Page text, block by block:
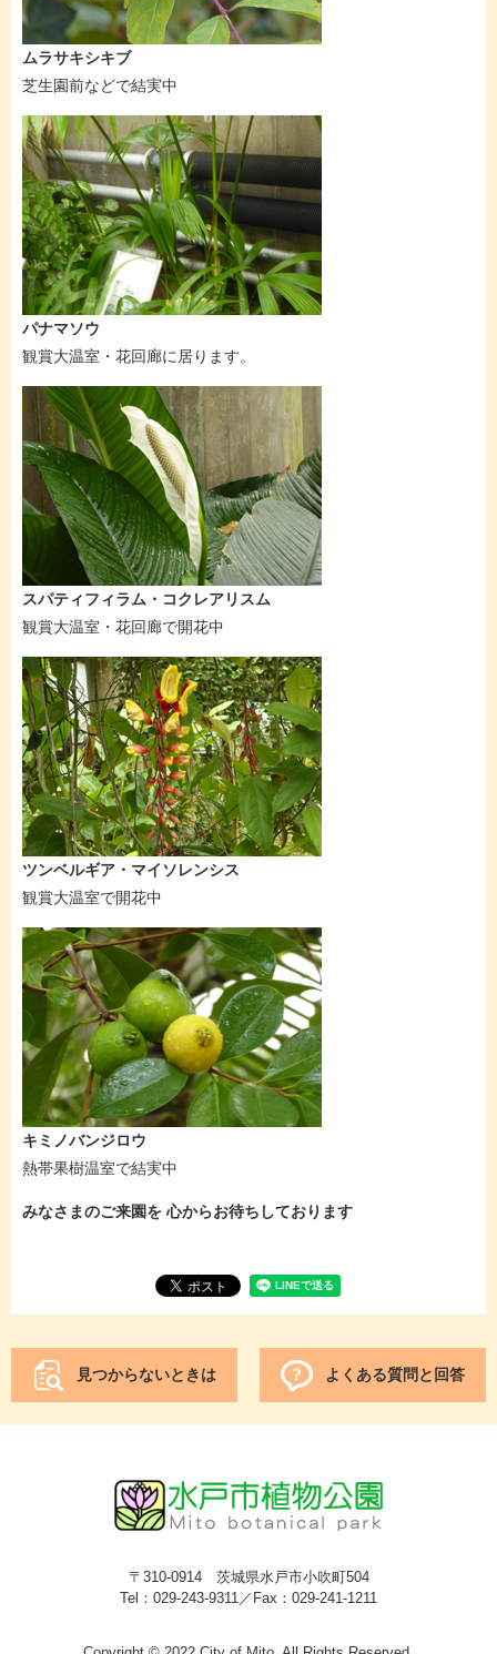
ムラサキシキブ
芝生園前などで結実中
パナマソウ
観賞大温室・花回廊に居ります。
スパティフィラム・コクレアリスム
観賞大温室・花回廊で開花中
ツンベルギア・マイソレンシス
観賞大温室で開花中
キミノバンジロウ
熱帯果樹温室で結実中
みなさまのご来園を 心からお待ちしております
見つからないときは よくある質問と回答
〒310-0914 茨城県水戸市小吹町504
Tel：029-243-9311／Fax：029-241-1211